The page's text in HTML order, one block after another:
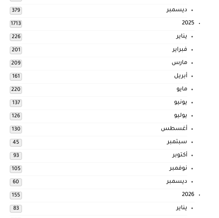
ديسمبر 379
2025
1713
يناير 226
فبراير 201
مارس 209
أبريل 161
مايو 220
يونيو 137
يوليو 126
أغسطس 130
سبتمبر 45
أكتوبر 93
نوفمبر 105
ديسمبر 60
2026
155
يناير 83